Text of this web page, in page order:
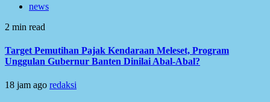
news
2 min read
Target Pemutihan Pajak Kendaraan Meleset, Program
Unggulan Gubernur Banten Dinilai Abal-Abal?
18 jam ago redaksi